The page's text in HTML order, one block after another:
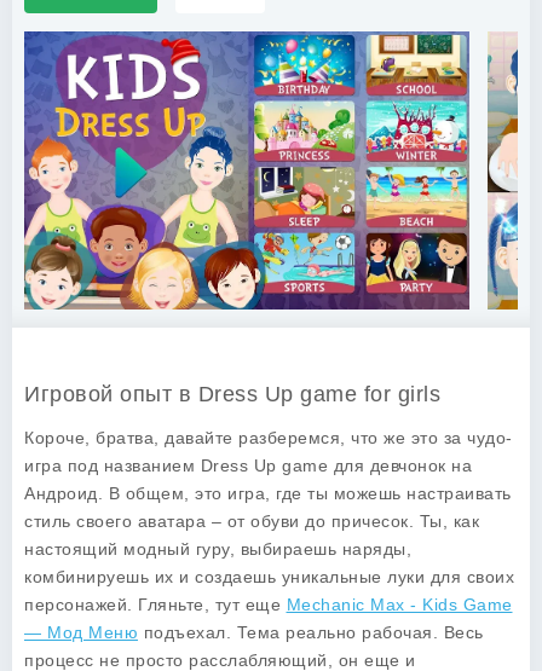
Игровой опыт в Dress Up game for girls
Короче, братва, давайте разберемся, что же это за чудо-
игра под названием Dress Up game для девчонок на
Андроид. В общем, это игра, где ты можешь настраивать
стиль своего аватара – от обуви до причесок. Ты, как
настоящий модный гуру, выбираешь наряды,
комбинируешь их и создаешь уникальные луки для своих
персонажей. Гляньте, тут еще Mechanic Max - Kids Game
— Мод Меню подъехал. Тема реально рабочая. Весь
процесс не просто расслабляющий, он еще и